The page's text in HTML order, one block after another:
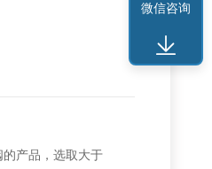
产品，选取大于
微信咨询